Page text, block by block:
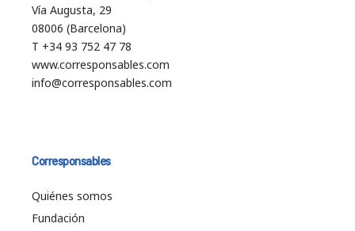
Vía Augusta, 29
08006 (Barcelona)
T +34 93 752 47 78
www.corresponsables.com
info@corresponsables.com
Corresponsables
Quiénes somos
Fundación